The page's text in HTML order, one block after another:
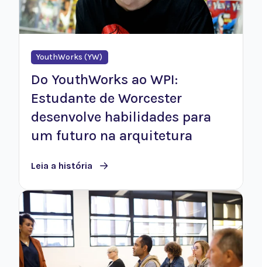
YouthWorks (YW)
Do YouthWorks ao WPI:
Estudante de Worcester
desenvolve habilidades para
um futuro na arquitetura
Leia a história